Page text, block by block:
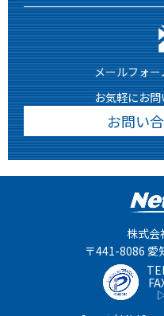
メールフォ
お気軽にお
お問い
株式会
〒441-8086 愛